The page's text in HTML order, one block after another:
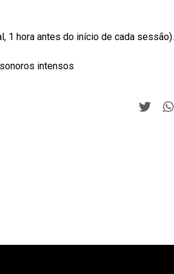
1 hora antes do início de cada sessão).
intensos